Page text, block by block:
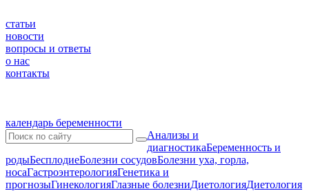
статьи
новости
вопросы и ответы
о нас
контакты
календарь беременности
Анализы и
диагностикаБеременность и
родыБесплодиеБолезни сосудовБолезни уха, горла,
носаГастроэнтерологияГенетика и
прогнозыГинекологияГлазные болезниДиетологияДиетология